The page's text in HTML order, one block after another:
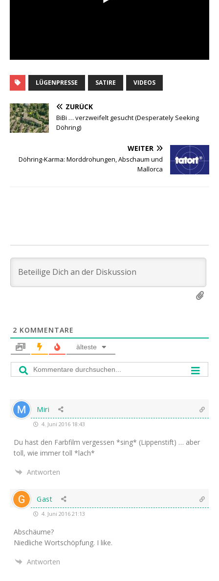
LÜGENPRESSE SATIRE VIDEOS
ZURÜCK
BiBi … verzweifelt gesucht (Desperately Seeking
Döhring)
WEITER
Döhring-Karma: Morddrohungen, Abschaum und
Mallorca
2 KOMMENTARE
älteste
Miri
4. Juni 2016 18:43
Du hast den Farb­film ver­ges­sen *sing* (Lip­pen­stift) … aber
toll, wie immer toll *lach*
Antworten
Gast
4. Juni 2016 21:13
Abschäu­me?
Nied­li­che Wort­schöp­fung. I like.
Antworten